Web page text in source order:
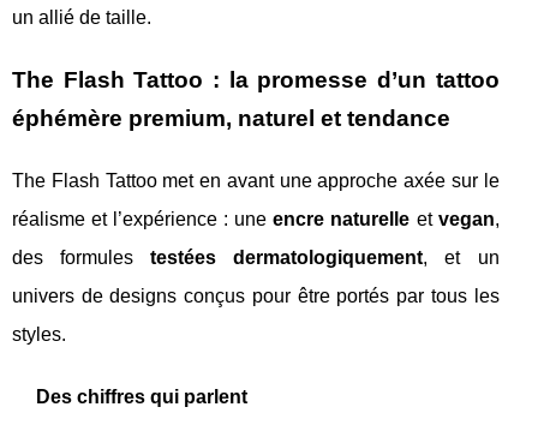
un allié de taille.
The Flash Tattoo : la promesse d’un tattoo
éphémère premium, naturel et tendance
The Flash Tattoo met en avant une approche axée sur le
réalisme et l’expérience : uneencre naturelle et vegan,
des formulestestées dermatologiquement, et un
univers de designs conçus pour être portés par tous les
styles.
Des chiffres qui parlent